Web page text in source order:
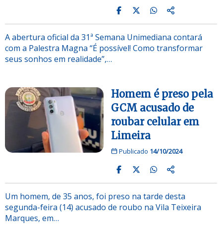
A abertura oficial da 31ª Semana Unimediana contará
com a Palestra Magna “É possível! Como transformar
seus sonhos em realidade”,…
Homem é preso pela
GCM acusado de
roubar celular em
Limeira
Publicado 14/10/2024
Um homem, de 35 anos, foi preso na tarde desta
segunda-feira (14) acusado de roubo na Vila Teixeira
Marques, em…